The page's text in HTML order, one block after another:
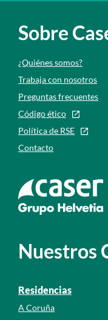
Sobre
¿Quiénes somos?
Trabaja con nosotros
Preguntas frecuentes
Código ético
Política de RSE
Contacto
Nuestros
Residencias
A Coruña